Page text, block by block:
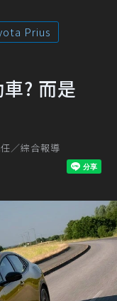
Prius
? 而是
／綜合報導